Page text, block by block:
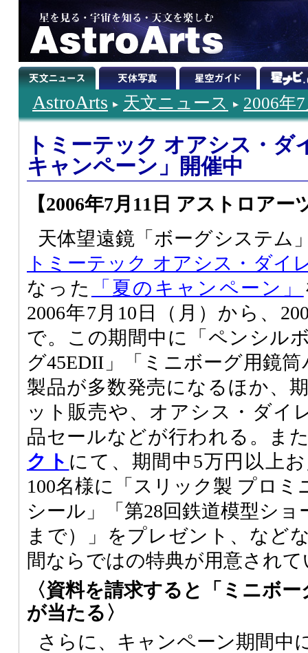
AstroArts 天文ニュース 2006年
トミーテック オアシス・ダ
キャンペーン」開催中
【2006年7月11日 アストロアー
天体望遠鏡「ボーグシステム
トミーテック オアシス・ダイ
なった
「夏のキャンペーン」
2006年7月10日（月）から、
で。この期間中に「ペンシル
グ45EDII」「ミニボーグ用鏡
製品が多数発売になるほか、
ット販売や、オアシス・ダイ
品セールなどが行われる。ま
クト にて、期間中5万円以上
100名様に「スリック製 プロ
シール」「第28回鉄道模型ショ
まで）」をプレゼント、など
間ならではの特典が用意されて
〈資料を請求すると「ミニボ
が当たる〉
さらに、キャンペーン期間中